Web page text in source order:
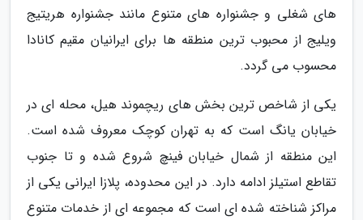
های شغلی و جشنواره های متنوع مانند جشنواره هریتیج
ویلیج از محبوب ترین منطقه ها برای ایرانیان مقیم کانادا
محسوب می گردد.
یکی از شاخص ترین بخش های ریچموند هیل، محله ای در
خیابان یانگ است که به تهران کوچک معروف شده است.
این منطقه از شمال خیابان فینچ شروع شده و تا جنوب
تقاطع استیلز ادامه دارد. در این محدوده، پلازا ایرانی یکی از
مراکز شناخته شده ای است که مجموعه ای از خدمات متنوع